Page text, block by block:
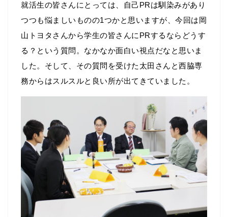
就活生の皆さんにとっては、自己PRは馴染みがあり
つつも悩ましいものの1つかと思いますが、今回は岡
山トヨタさんから学生の皆さんにPRするならどうす
る？という質問。なかなか面白い視点だなと思いま
した。そして、その質問を受けた太田さんと西脇専
務からはスルスルと良い所が出てきていました。